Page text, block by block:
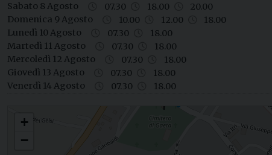
Sabato 8 Agosto
07.30 18.00
20.00
Domenica 9 Agosto
10.00 12.00
18.00
Lunedì 10 Agosto
07.30
18.00
Martedì 11 Agosto
07.30
18.00
Mercoledì 12 Agosto
07.30
18.00
Giovedì 13 Agosto
07.30
18.00
Venerdì 14 Agosto
07.30 18.00
Parrocchia San Paolo Apostolo in Gaeta
+
−